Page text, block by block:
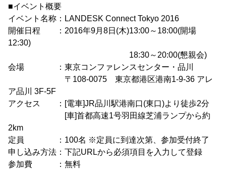
■イベント概要
イベント名称：LANDESK Connect Tokyo 2016
開催日程 ：2016年9月8日(木)13:00～18:00(開場
12:30)
18:30～20:00(懇親会)
会場 ：東京コンファレンスセンター・品川
〒108-0075 東京都港区港南1-9-36 アレ
ア品川 3F-5F
アクセス ：[電車]JR品川駅港南口(東口)より徒歩2分
[車]首都高速1号羽田線芝浦ランプから約
2km
定員 ：100名 ※定員に到達次第、参加受付終了
申し込み方法：下記URLから必須項目を入力して登録
参加費 ：無料